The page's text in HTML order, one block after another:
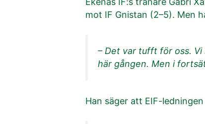
mot IF Gnistan (2–5). Men
– Det var tufft för oss. Vi
här gången. Men i
Han säger att EIF-